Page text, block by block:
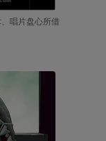
唱片盘心所借